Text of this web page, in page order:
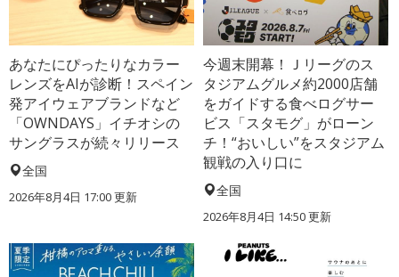
あなたにぴったりなカラー
レンズをAIが診断！スペイン
発アイウェアブランドなど
「OWNDAYS」イチオシの
サングラスが続々リリース
全国
2026年8月4日 17:00更新
今週末開幕！Ｊリーグのス
タジアムグルメ約2000店舗
をガイドする食べログサー
ビス「スタモグ」がローン
チ！“おいしい”をスタジアム
観戦の入り口に
全国
2026年8月4日 14:50更新